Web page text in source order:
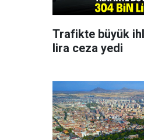
Trafikte büyük
lira ceza yedi